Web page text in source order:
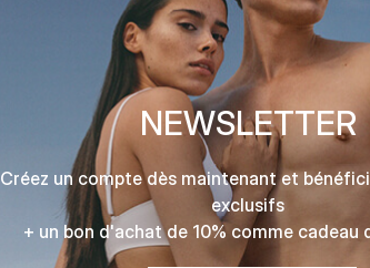
NEWSLETTER
Créez un compte dès maintenant et
exclusifs
+ un bon d'achat de 10% comme cadeau